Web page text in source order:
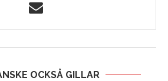
OCKSÅ GILLAR